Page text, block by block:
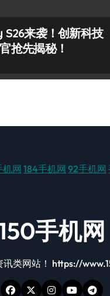
S26来袭！创新科技
抢先揭秘！
机网 184手机网 92手机网
手机网
讯类网站！ https://